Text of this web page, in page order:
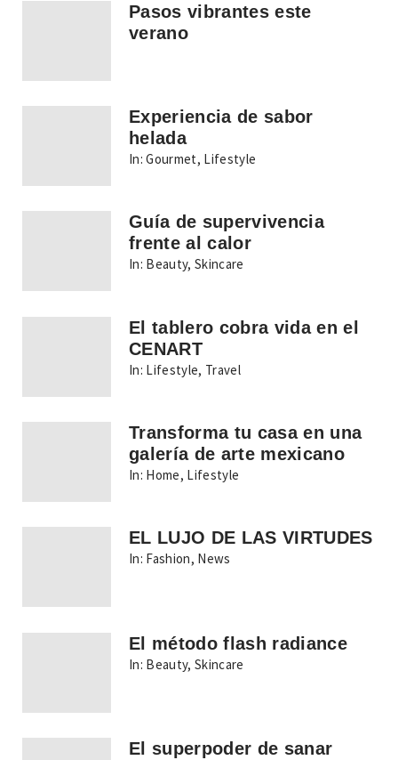
Pasos vibrantes este
verano
Experiencia de sabor
helada
In: Gourmet, Lifestyle
Guía de supervivencia
frente al calor
In: Beauty,Skincare
El tablero cobra vida en el
CENART
In: Lifestyle, Travel
Transforma tu casa en una
galería de arte mexicano
In: Home, Lifestyle
EL LUJO DE LAS VIRTUDES
In: Fashion, News
El método flash radiance
In: Beauty,Skincare
El superpoder de sanar